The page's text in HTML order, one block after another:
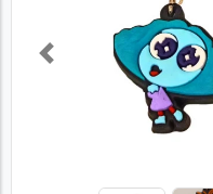
Previous